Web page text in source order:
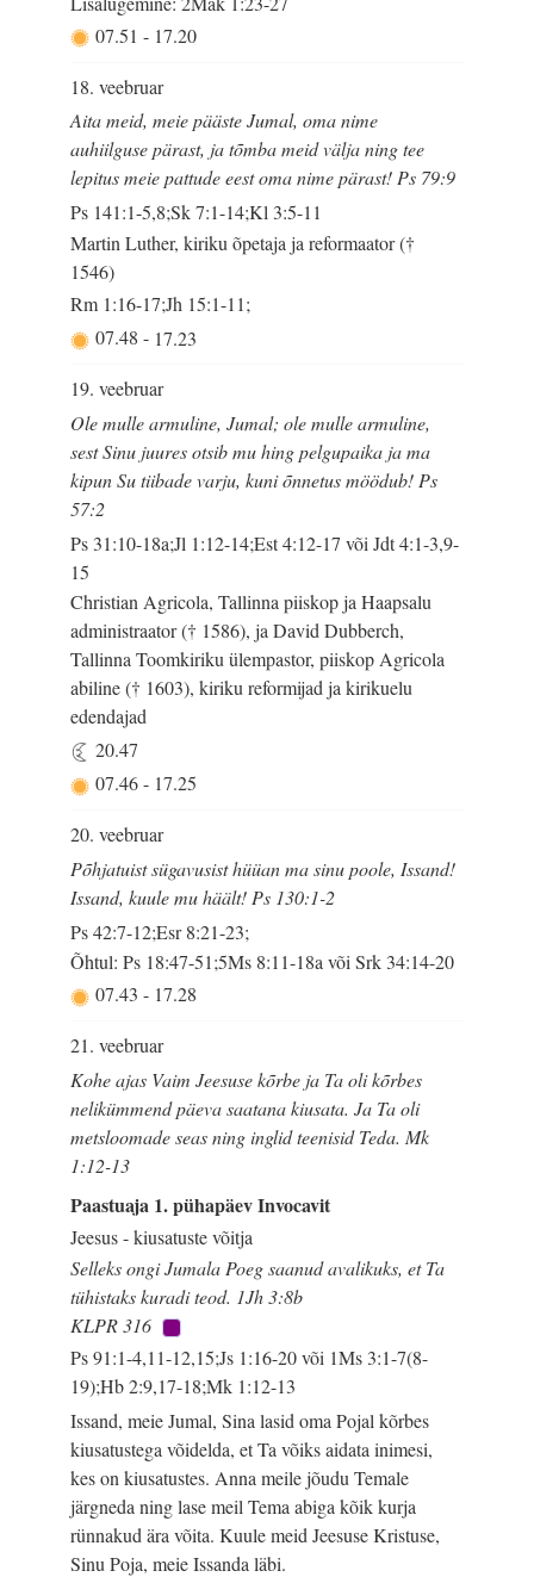
07.51- 17.20
18. veebruar
Aita meid, meie pääste Jumal, oma nime
auhiilguse pärast, ja tõmba meid välja ning tee
lepitus meie pattude eest oma nime pärast! Ps 79:9
Ps 141:1-5,8;Sk 7:1-14;Kl 3:5-11
Martin Luther, kiriku õpetaja ja reformaator (†
1546)
Rm 1:16-17;Jh 15:1-11;
07.48- 17.23
19. veebruar
Ole mulle armuline, Jumal; ole mulle armuline,
sest Sinu juures otsib mu hing pelgupaika ja ma
kipun Su tiibade varju, kuni õnnetus möödub! Ps
57:2
Ps 31:10-18a;Jl 1:12-14;Est 4:12-17 või Jdt 4:1-3,9-
15
Christian Agricola, Tallinna piiskop ja Haapsalu
administraator († 1586), ja David Dubberch,
Tallinna Toomkiriku ülempastor, piiskop Agricola
abiline († 1603), kiriku reformijad ja kirikuelu
edendajad
20.47
07.46- 17.25
20. veebruar
Põhjatuist sügavusist hüüan ma sinu poole, Issand!
Issand, kuule mu häält! Ps 130:1-2
Ps 42:7-12;Esr 8:21-23;
Õhtul: Ps 18:47-51;5Ms 8:11-18a või Srk 34:14-20
07.43- 17.28
21. veebruar
Kohe ajas Vaim Jeesuse kõrbe ja Ta oli kõrbes
nelikümmend päeva saatana kiusata. Ja Ta oli
metsloomade seas ning inglid teenisid Teda. Mk
1:12-13
Paastuaja 1. pühapäev Invocavit
Jeesus - kiusatuste võitja
Selleks ongi Jumala Poeg saanud avalikuks, et Ta
tühistaks kuradi teod. 1Jh 3:8b
KLPR 316
Ps 91:1-4,11-12,15;Js 1:16-20 või 1Ms 3:1-7(8-
19);Hb 2:9,17-18;Mk 1:12-13
Issand, meie Jumal, Sina lasid oma Pojal kõrbes
kiusatustega võidelda, et Ta võiks aidata inimesi,
kes on kiusatustes. Anna meile jõudu Temale
järgneda ning lase meil Tema abiga kõik kurja
rünnakud ära võita. Kuule meid Jeesuse Kristuse,
Sinu Poja, meie Issanda läbi.